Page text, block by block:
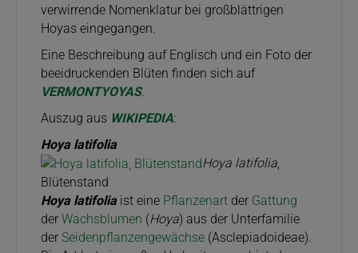
verwirrende Nomenklatur bei großblättrigen
Hoyas eingegangen.
Eine Beschreibung auf Englisch und ein Foto der
beeidruckenden Blüten finden sich auf
VERMONTYOYAS.
Auszug aus WIKIPEDIA:
Hoya latifolia
Hoya latifolia
Blütenstand
Hoya latifoliaist eine Pflanzenart der Gattung
der Wachsblumen (Hoya) aus der Unterfamilie
der Seidenpflanzengewächse (Asclepiadoideae).